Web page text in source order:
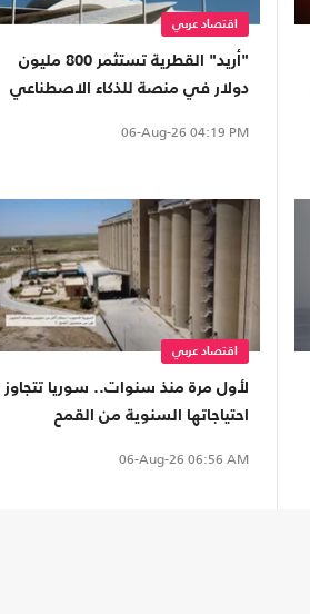
اقتصاد عربي
"أريد" القطرية تستثمر 800 مليون
دولار في منصة للذكاء الاصطناعي
06-Aug-26 04:19 PM
اقتصاد عربي
لأول مرة منذ سنوات.. سوريا تتجاوز
احتياجاتها السنوية من القمح
06-Aug-26 06:56 AM